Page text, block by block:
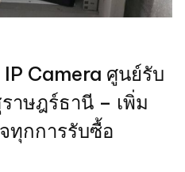
Camera ศูนย์รับ
าษฎร์ธานี – เพิ่ม
ทุกการรับซื้อ